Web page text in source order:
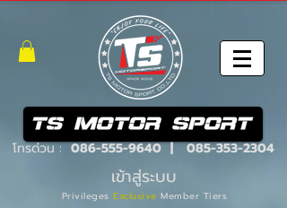
โทรด่วน : 086-555-9640|085-353-2304
เข้าสู่ระบบ
PrivilegesExclusive Member Tiers